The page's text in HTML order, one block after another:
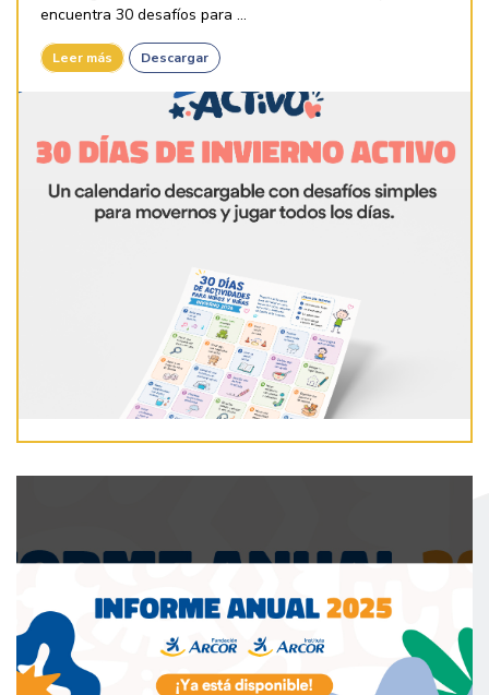
encuentra 30 desafíos para ...
Leer más Descargar